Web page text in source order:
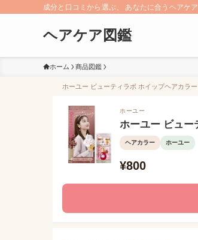
成分と口コミから選ぶ、 あなたに合うヘアケア
ヘアケア図鑑
ホーム 商品図鑑
ホーユー ビューティラボ ホイップヘアカラ
ホーユー
ホーユー ビュー
ヘアカラー ホーユー
¥800